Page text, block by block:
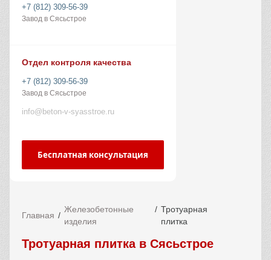
+7 (812) 309-56-39
Завод в Сясьстрое
Отдел контроля качества
+7 (812) 309-56-39
Завод в Сясьстрое
info@beton-v-syasstroe.ru
Бесплатная консультация
Главная
Железобетонные
изделия
Тротуарная
плитка
Тротуарная плитка в Сясьстрое